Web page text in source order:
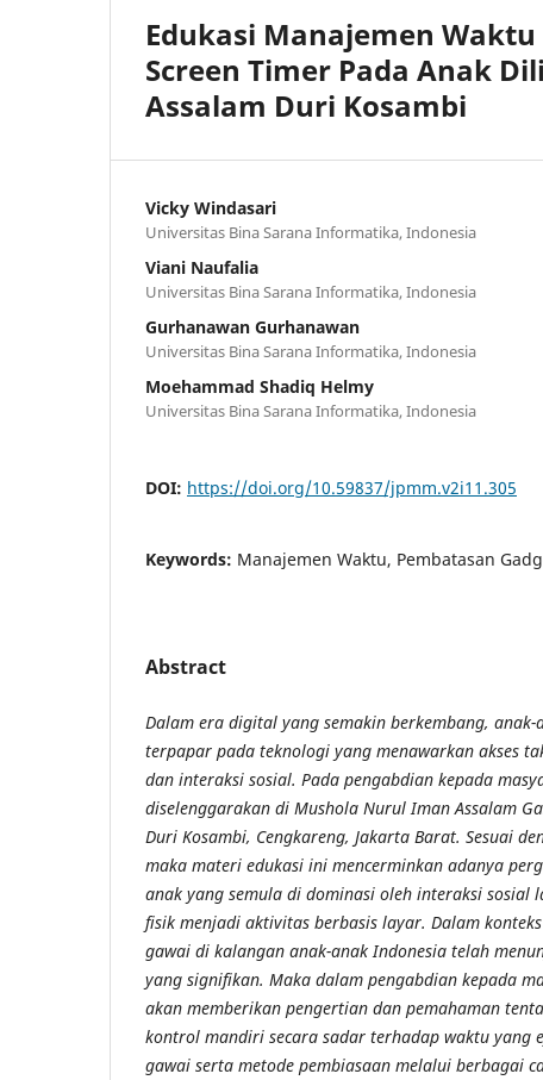
Edukasi Manajemen
Screen Timer Pada Anak
Assalam Duri Kosambi
Vicky Windasari
Universitas Bina Sarana Informatika, Indonesia
Viani Naufalia
Universitas Bina Sarana Informatika, Indonesia
Gurhanawan Gurhanawan
Universitas Bina Sarana Informatika, Indonesia
Moehammad Shadiq Helmy
Universitas Bina Sarana Informatika, Indonesia
DOI: https://doi.org/10.59837/jpmm.v2i11.305
Keywords: Manajemen Waktu, Pembatasan
Abstract
Dalam era digital yang semakin berkembang, anak-
terpapar pada teknologi yang menawarkan akses
dan interaksi sosial. Pada pengabdian kepada
diselenggarakan di Mushola Nurul Iman Assalam
Duri Kosambi, Cengkareng, Jakarta Barat. Sesuai
maka materi edukasi ini mencerminkan adanya
anak yang semula di dominasi oleh interaksi sosial
fisik menjadi aktivitas berbasis layar. Dalam
gawai di kalangan anak-anak Indonesia telah
yang signifikan. Maka dalam pengabdian kepada
akan memberikan pengertian dan pemahaman
kontrol mandiri secara sadar terhadap waktu yang
gawai serta metode pembiasaan melalui berbagai